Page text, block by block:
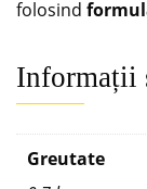
folosind
Informații
Greutate